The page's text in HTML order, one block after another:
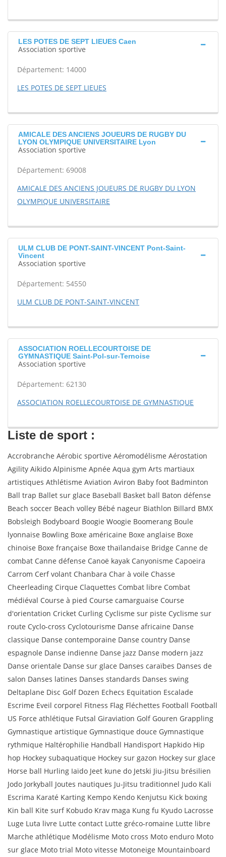
LES POTES DE SEPT LIEUES Caen
Association sportive
Département: 14000
LES POTES DE SEPT LIEUES
AMICALE DES ANCIENS JOUEURS DE RUGBY DU
LYON OLYMPIQUE UNIVERSITAIRE Lyon
Association sportive
Département: 69008
AMICALE DES ANCIENS JOUEURS DE RUGBY DU LYON
OLYMPIQUE UNIVERSITAIRE
ULM CLUB DE PONT-SAINT-VINCENT Pont-Saint-
Vincent
Association sportive
Département: 54550
ULM CLUB DE PONT-SAINT-VINCENT
ASSOCIATION ROELLECOURTOISE DE
GYMNASTIQUE Saint-Pol-sur-Ternoise
Association sportive
Département: 62130
ASSOCIATION ROELLECOURTOISE DE GYMNASTIQUE
Liste de sport :
Accrobranche Aérobic sportive Aéromodélisme Aérostation
Agility Aikido Alpinisme Apnée Aqua gym Arts martiaux
artistiques Athlétisme Aviation Aviron Baby foot Badminton
Ball trap Ballet sur glace Baseball Basket ball Baton défense
Beach soccer Beach volley Bébé nageur Biathlon Billard BMX
Bobsleigh Bodyboard Boogie Woogie Boomerang Boule
lyonnaise Bowling Boxe américaine Boxe anglaise Boxe
chinoise Boxe française Boxe thaïlandaise Bridge Canne de
combat Canne défense Canoë kayak Canyonisme Capoeira
Carrom Cerf volant Chanbara Char à voile Chasse
Cheerleading Cirque Claquettes Combat libre Combat
médiéval Course à pied Course camarguaise Course
d'orientation Cricket Curling Cyclisme sur piste Cyclisme sur
route Cyclo-cross Cyclotourisme Danse africaine Danse
classique Danse contemporaine Danse country Danse
espagnole Danse indienne Danse jazz Danse modern jazz
Danse orientale Danse sur glace Danses caraïbes Danses de
salon Danses latines Danses standards Danses swing
Deltaplane Disc Golf Dozen Echecs Equitation Escalade
Escrime Eveil corporel Fitness Flag Fléchettes Football Football
US Force athlétique Futsal Giraviation Golf Gouren Grappling
Gymnastique artistique Gymnastique douce Gymnastique
rythmique Haltérophilie Handball Handisport Hapkido Hip
hop Hockey subaquatique Hockey sur gazon Hockey sur glace
Horse ball Hurling Iaïdo Jeet kune do Jetski Jiu-Jitsu brésilien
Jodo Jorkyball Joutes nautiques Ju-Jitsu traditionnel Judo Kali
Escrima Karaté Karting Kempo Kendo Kenjutsu Kick boxing
Kin ball Kite surf Kobudo Krav maga Kung fu Kyudo Lacrosse
Luge Luta livre Lutte contact Lutte gréco-romaine Lutte libre
Marche athlétique Modélisme Moto cross Moto enduro Moto
sur glace Moto trial Moto vitesse Motoneige Mountainboard